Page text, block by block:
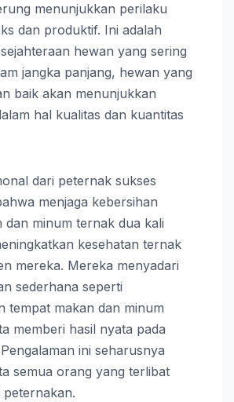
menunjukkan perilaku
dan produktif. Ini adalah
hewan yang sering
jangka panjang, hewan yang
baik akan menunjukkan
hal kualitas dan kuantitas
dari peternak sukses
menjaga kebersihan
dan minum ternak dua kali
kesehatan ternak
mereka. Mereka menyadari
sederhana seperti
tempat makan dan minum
memberi hasil nyata pada
ini seharusnya
semua orang yang terlibat
peternakan.